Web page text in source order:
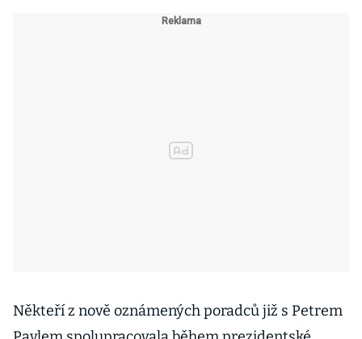
Někteří z nově oznámených poradců již s Petrem